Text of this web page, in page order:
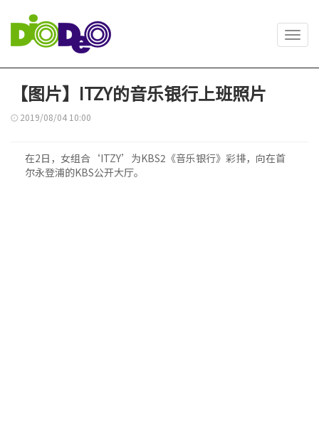
【图片】ITZY的音乐银行上班照片
2019/08/04 10:00
在2日，女组合‘ITZY’为KBS2《音乐银行》彩排，向在首
尔永登浦的KBS公开大厅。